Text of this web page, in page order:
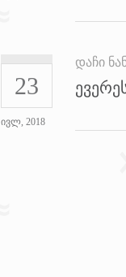
23
ივლ, 2018
დაჩი